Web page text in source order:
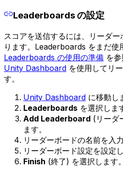
Leaderboards の設定
スコアを送信するには、リーダ
ります。Leaderboards をまだ使
Leaderboards の使用の準備 を
Unity Dashboard を使用してリ
す。
Unity Dashboard に移動し
Leaderboards を選択しま
Add Leaderboard (リーダ
ます。
リーダーボードの名前を入力
リーダーボード設定を設定し
Finish (終了) を選択します。